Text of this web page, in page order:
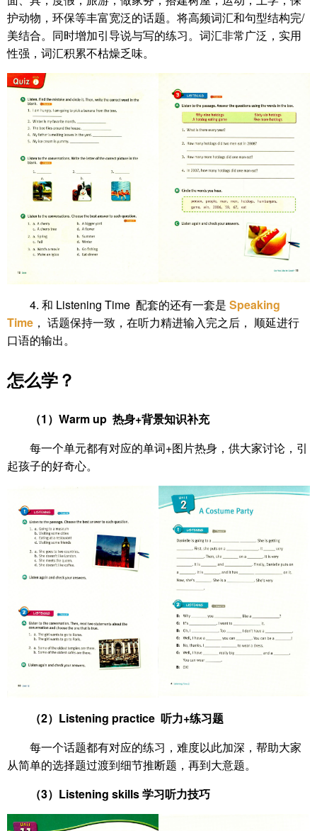
护动物，环保等丰富宽泛的话题。将高频词汇和句型结构完/
美结合。同时增加引导说与写的练习。词汇非常广泛，实用
性强，词汇积累不枯燥乏味。
4. 和 Listening Time 配套的还有一套是 Speaking
Time ， 话题保持一致，在听力精进输入完之后， 顺延进行
口语的输出。
怎么学？
（1）Warm up 热身+背景知识补充
每一个单元都有对应的单词+图片热身，供大家讨论，引
起孩子的好奇心。
（2）Listening practice 听力+练习题
每一个话题都有对应的练习，难度以此加深，帮助大家
从简单的选择题过渡到细节推断题，再到大意题。
（3）Listening skills 学习听力技巧